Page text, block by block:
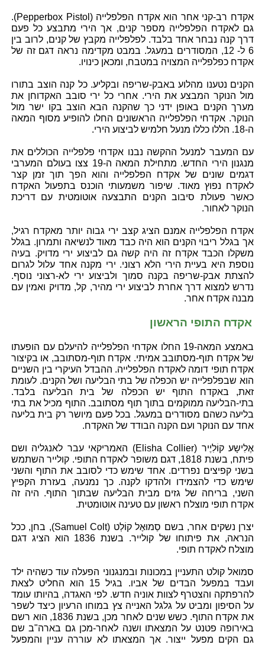
אקדח רב-קני אחר הוא אקדח הפלפלייה (Pepperbox Pistol).
גם לאקדח הפלפלייה מספר קנים, אך הירי מתבצע כל פעם
דרך קנה נבחר אחד בלבד. לפלפלייה מקבץ של קנים, לרוב בין
6 ל- 12, המסודרים במעגל. במבט מקדימה נראה דגם זה של
אקדח כפלפלייה המצויה במטבח, ומכאן כינויו.
הקנים נטענו מהלוע באבק-שריפה ובקליע. כל קנה הוצב בתורו
מול הנוקר המבצע את הירי. אחרי כל ירי סובב האקדוחן את
מערך הקנים באופן ידני כך שהקנה הבא הוצב בקו ישר מול
הנוקר. אקדחי הפלפלייה הראשונים החלו להופיע מסוף המאה
ה-18. הללו כללו מנעל חלמיש לביצוע הירי.
עם המעבר למנעל ההקשה נבנו אקדחי פלפלייה הכוללים את
מנגנון הירי החדש. מתחילת המאה ה-19 צצו בעולם המערבי
דגמים שונים של אקדח הפלפלייה והוא הפך תוך זמן קצר
לאקדח נפוץ מאוד. שיפור משמעותי הוכנס בתפעול האקדח
כאשר פעולת סיבוב הקנים התבצעה אוטומטית עם דריכת
הנוקר לאחור.
אקדח הפלפלייה אמנם הציג קצב ירי גבוה יותר מאקדח רגיל,
אך בגלל ריבוי הקנים הוא היה כבד מאוד לנשיאה ותמרון. בגלל
משקלו הכבד אקדח זה היה קשה גם לביצוע ירי מדויק. בעיה
נוספת היא בעיית הירי הלא רצוני. ירי מקנה אחד עלול לגרום
להצתת אבק-שריפה בקנה סמוך ולביצוע ירי לא-רצוני נוסף.
נדרש למצוא דרך אחרת לביצוע ירי מהיר, קל, מדויק ואמין עם
מבנה אקדח אחר.
אקדח התופי הראשון
באמצע המאה-19 החלו אקדחי הפלפלייה להיעלם עם הופעתו
של אקדח תוף-מסתובב אמיתי. אקדח תוף-מסתובב, או בקיצור
אקדח תופי דומה לאקדח הפלפלייה. ההבדל העיקרי בין השניים
הוא שבפלפלייה יש הכפלה של בתי הבליעה ושל הקנים. לעומת
זאת, באקדח התוף יש הכפלה של בית הבליעה בלבד.
בתי-הבליעה ממוקמים בתוך תוף מסתובב. התוף מכיל את בתי
בליעה כשהם מסודרים במעגל. בכל פעם מיושר רק בית בליעה
אחד עם הנוקר ועם הקנה הבודד של האקדח.
אֶלִישָע קוֹלִיֶיר (Elisha Collier) האמריקאי עבר לאנגליה ושם
פיתח, בשנת 1818, דגם משופר לאקדח התופי. קולייר השתמש
בשני קפיצים נפרדים. אחד שימש כדי לסובב את התוף והשני
שימש כדי להצמידו ולהדקו לקנה. כך נמנעה, בעזרת הקפיץ
השני, בריחה של גזים מבית הבליעה שבתוך התוף. היה זה
אקדח תופי מוצלח ראשון עם טעינה אוטומטית.
יצרן נשקים אחר, בשם סַמוּאֶל קוֹלְט (Samuel Colt), בחן, ככל
הנראה, את פיתוחו של קולייר. בשנת 1836 הוא הציג דגם
מוצלח לאקדח תופי.
סמואל קולט התעניין במכונות ובמנגנוני הפעלה עוד כשהיה ילד
ועבד במפעל הבדים של אביו. בגיל 15 הוא החליט לצאת
להרפתקה והצטרף לצוות אוניה חדש. לפי האגדה, בהיותו עומד
על הסיפון ומביט על גלגל האנייה צץ במוחו הרעיון כיצד לשפר
את אקדח התוף. כשש שנים לאחר מכן, בשנת 1836, הוא רשם
באירופה פטנט על המצאתו ושנה לאחר-מכן גם בארה"ב שם
גם הקים מפעל ייצור. אך המצאתו לא עוררה עניין והמפעל